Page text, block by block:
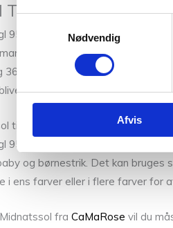
Nødvendig
Afvis
Tegl 9596 fra
9596 fra CaMaRose som er
egenskaber og er bland
Tencel. Tencel er hvad der
taget hensyn til miljø og
til?
9596 i kombination med andre
og børnestrik. Det kan
ens farver eller i flere farver for
fra CaMaRose vil du